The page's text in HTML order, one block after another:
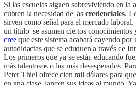
Si las escuelas siguen sobreviviendo en la
cubren la necesidad de las credenciales.
sirven como señal para el mercado
un título, se asumen ciertos conocimientos
cree que este sistema acabará cayendo por
autodidactas que se eduquen a través de
Los primeros que ya se están educando
más talentosos o los más desesperados.
Peter Thiel ofrece cien mil dólares para